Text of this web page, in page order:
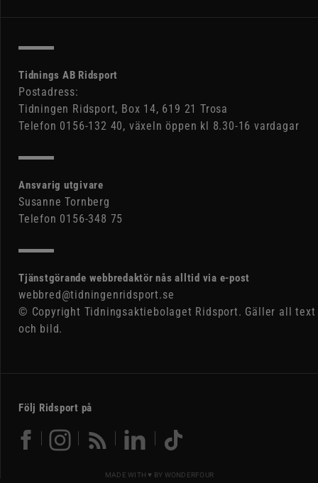
Tidnings AB Ridsport
Postadress:
Tidningen Ridsport, Box 14, 619 21 Trosa
Telefon 0156-132 40, växeln öppen kl 8.30-16 vardagar
Ansvarig utgivare
Susanne Tornberg
Telefon 0156-348 75
Tjänstgörande webbredaktör nås alltid via e-post
webbred@tidningenridsport.se
© Copyright Tidningsaktiebolaget Ridsport. Gäller all text
och bild.
Följ Ridsport på
MADE WITH ♥ BY WONDERFOUR